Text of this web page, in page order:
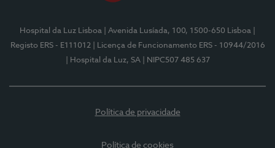
Hospital da Luz Lisboa | Avenida Lusíada, 100, 1500-650 Lisboa
Registo ERS - E111012
| Licença de Funcionamento ERS - 10944/2016
| Hospital da Luz, SA
| NIPC507 485 637
Política de privacidade
Política de cookies